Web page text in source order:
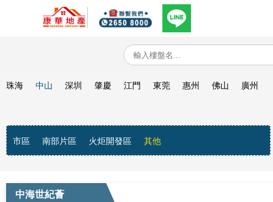
珠海 中山
市區 南部片區 火炬開發區 其他
深圳 肇慶 江門 東莞 惠州 佛山 廣州
中海世紀薈